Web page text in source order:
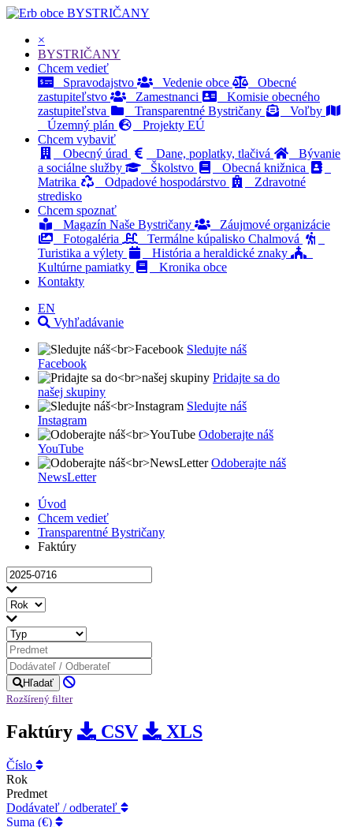
BYSTRIČANY
×
BYSTRIČANY
Chcem vedieť
Spravodajstvo
Vedenie obce
Obecné
zastupiteľstvo
Zamestnanci
Komisie obecného
zastupiteľstva
Transparentné Bystričany
Voľby
Územný plán
Projekty EÚ
Chcem vybaviť
Obecný úrad
Dane, poplatky, tlačivá
Bývanie
a sociálne služby
Školstvo
Obecná knižnica
Matrika
Odpadové hospodárstvo
Zdravotné
stredisko
Chcem spoznať
Magazín Naše Bystričany
Záujmové organizácie
Fotogaléria
Termálne kúpalisko Chalmová
Turistika a výlety
História a heraldické znaky
Kultúrne pamiatky
Kronika obce
Kontakty
EN
Vyhľadávanie
Sledujte náš
Facebook
Pridajte sa do
našej skupiny
Sledujte náš
Instagram
Odoberajte náš
YouTube
Odoberajte náš
NewsLetter
Úvod
Chcem vedieť
Transparentné Bystričany
Faktúry
Hľadať
Rozšírený filter
Faktúry CSV XLS
Číslo
Rok
Predmet
Dodávateľ / odberateľ
Suma (€)